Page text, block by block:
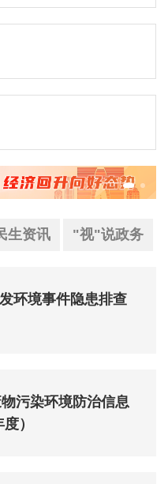
生资讯 "视"说政务
环境事件隐患排查
污染环境防治信息
）